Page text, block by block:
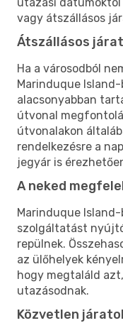
vagy átszállásos
Átszállásos
Ha a városodból
Marinduque
alacsonyabban
útvonal
útvonalakon
rendelkezésre a
jegyár is
A neked
Marinduque
szolgáltatást
repülnek.
az ülőhelyek
hogy megtaláld
utazásodnak.
Közvetlen